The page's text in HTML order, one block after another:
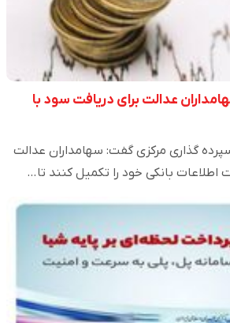
عدالت برای دریافت سود با
گذاری مرکزی گفت: سهامداران عدالت